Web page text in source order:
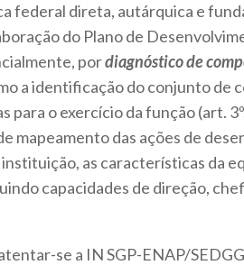
federal direta, autárquica e
do Plano de
pordiagnóstico de
a identificação do conjunto de
para o exercício da função (art.
mapeamento das ações de
as características da
capacidades de direção,
se a IN SGP-ENAP/